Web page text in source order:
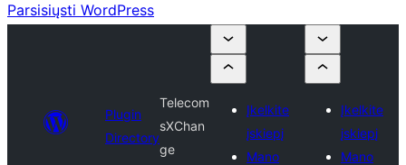
Parsisiųsti WordPress
Plugin
Directory
Telecom
sXChan
ge
Įkelkite
įskiepį
Mano
Įkelkite
įskiepį
Mano